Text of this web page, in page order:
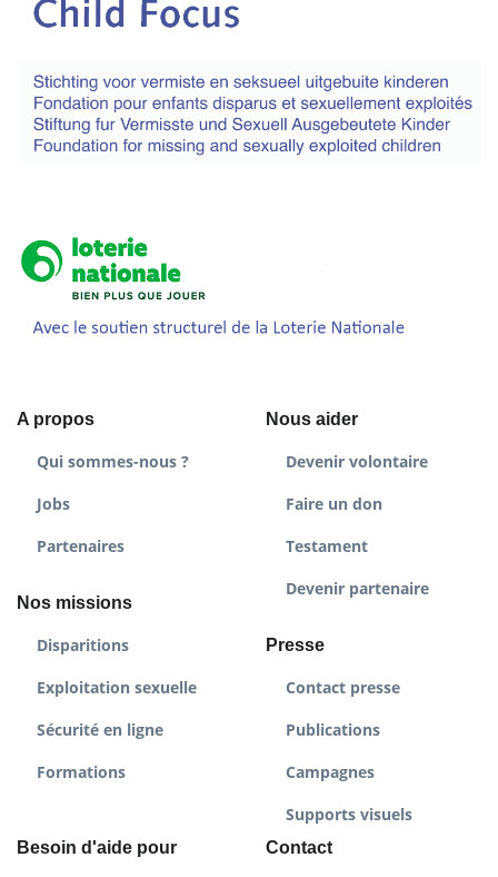
A propos
Qui sommes-nous ?
Jobs
Partenaires
Nos missions
Disparitions
Exploitation sexuelle
Sécurité en ligne
Formations
Nous aider
Devenir volontaire
Faire un don
Testament
Devenir partenaire
Presse
Contact presse
Publications
Campagnes
Supports visuels
Besoin d'aide pour Contact